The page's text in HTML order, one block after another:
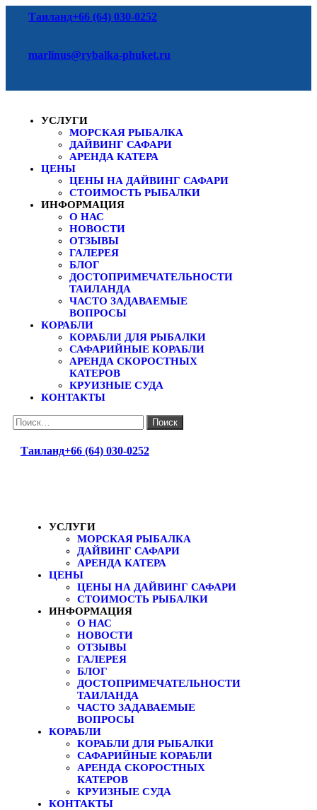
Таиланд+66 (64) 030-0252
marlinus@rybalka-phuket.ru
УСЛУГИ
МОРСКАЯ РЫБАЛКА
ДАЙВИНГ САФАРИ
АРЕНДА КАТЕРА
ЦЕНЫ
ЦЕНЫ НА ДАЙВИНГ САФАРИ
СТОИМОСТЬ РЫБАЛКИ
ИНФОРМАЦИЯ
О НАС
НОВОСТИ
ОТЗЫВЫ
ГАЛЕРЕЯ
БЛОГ
ДОСТОПРИМЕЧАТЕЛЬНОСТИ
ТАИЛАНДА
ЧАСТО ЗАДАВАЕМЫЕ
ВОПРОСЫ
КОРАБЛИ
КОРАБЛИ ДЛЯ РЫБАЛКИ
САФАРИЙНЫЕ КОРАБЛИ
АРЕНДА СКОРОСТНЫХ
КАТЕРОВ
КРУИЗНЫЕ СУДА
КОНТАКТЫ
Найти:
Таиланд+66 (64) 030-0252
УСЛУГИ
МОРСКАЯ РЫБАЛКА
ДАЙВИНГ САФАРИ
АРЕНДА КАТЕРА
ЦЕНЫ
ЦЕНЫ НА ДАЙВИНГ САФАРИ
СТОИМОСТЬ РЫБАЛКИ
ИНФОРМАЦИЯ
О НАС
НОВОСТИ
ОТЗЫВЫ
ГАЛЕРЕЯ
БЛОГ
ДОСТОПРИМЕЧАТЕЛЬНОСТИ
ТАИЛАНДА
ЧАСТО ЗАДАВАЕМЫЕ
ВОПРОСЫ
КОРАБЛИ
КОРАБЛИ ДЛЯ РЫБАЛКИ
САФАРИЙНЫЕ КОРАБЛИ
АРЕНДА СКОРОСТНЫХ
КАТЕРОВ
КРУИЗНЫЕ СУДА
КОНТАКТЫ